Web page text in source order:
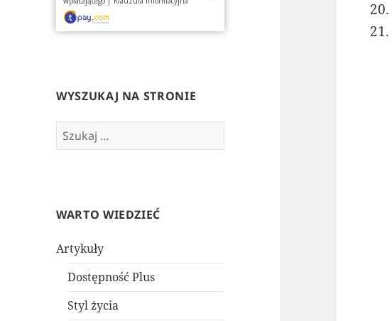
WYSZUKAJ NA STRONIE
Szukaj:
WARTO WIEDZIEĆ
Artykuły
Dostępność Plus
Styl życia